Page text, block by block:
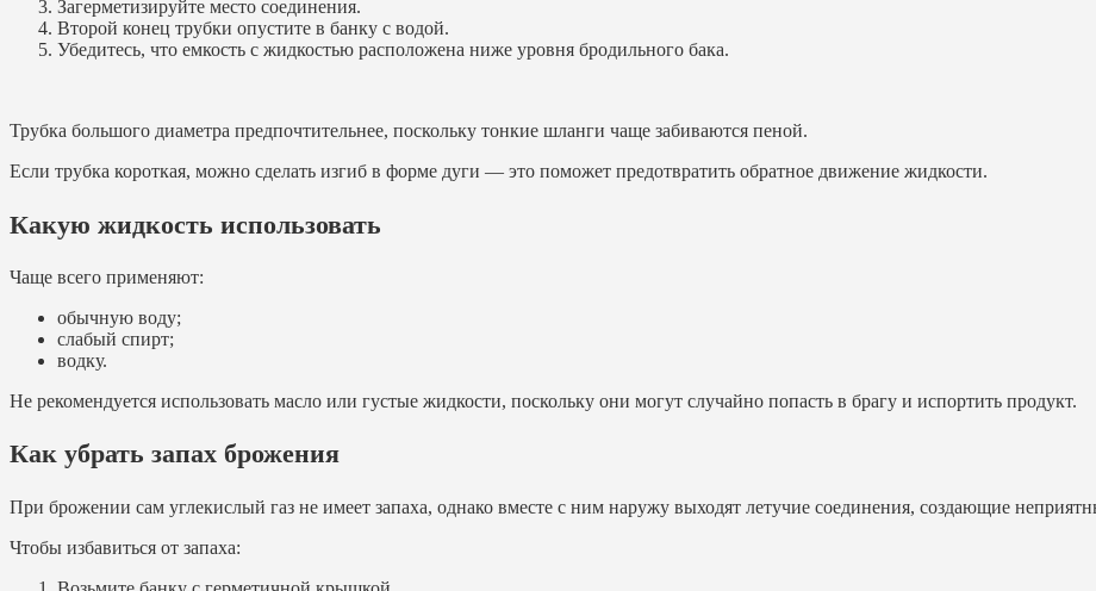
Загерметизируйте место соединения.
Второй конец трубки опустите в банку с водой.
Убедитесь, что емкость с жидкостью расположена ниже уровня бродильного бака.
Трубка большого диаметра предпочтительнее, поскольку тонкие шланги чаще забиваются пеной.
Если трубка короткая, можно сделать изгиб в форме дуги — это поможет предотвратить обратное движение жидкости.
Какую жидкость использовать
Чаще всего применяют:
обычную воду;
слабый спирт;
водку.
Не рекомендуется использовать масло или густые жидкости, поскольку они могут случайно попасть в брагу и испортить продукт.
Как убрать запах брожения
При брожении сам углекислый газ не имеет запаха, однако вместе с ним наружу выходят летучие соединения, создающие
Чтобы избавиться от запаха: